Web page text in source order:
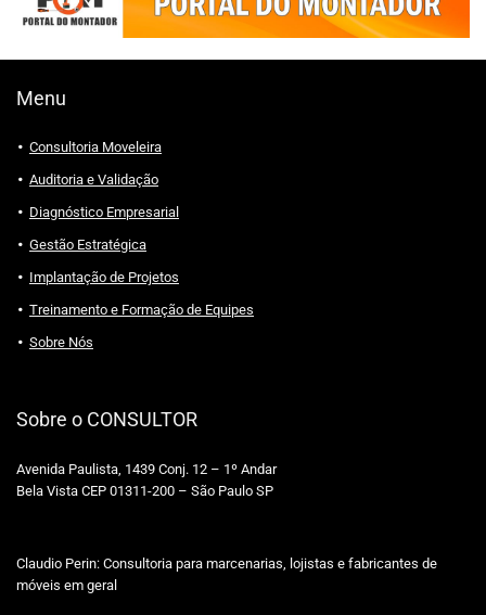
Menu
Consultoria Moveleira
Auditoria e Validação
Diagnóstico Empresarial
Gestão Estratégica
Implantação de Projetos
Treinamento e Formação de Equipes
Sobre Nós
Sobre o CONSULTOR
Avenida Paulista, 1439 Conj. 12 – 1º Andar
Bela Vista CEP 01311-200 – São Paulo SP
Claudio Perin: Consultoria para marcenarias, lojistas e fabricantes de
móveis em geral